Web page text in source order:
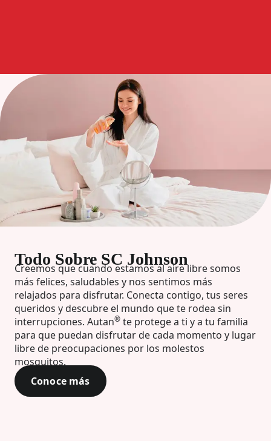
Todo Sobre SC Johnson
Creemos que cuando estamos al aire libre somos
más felices, saludables y nos sentimos más
relajados para disfrutar. Conecta contigo, tus seres
queridos y descubre el mundo que te rodea sin
interrupciones. Autan® te protege a ti y a tu familia
para que puedan disfrutar de cada momento y lugar
libre de preocupaciones por los molestos
mosquitos.
Conoce más